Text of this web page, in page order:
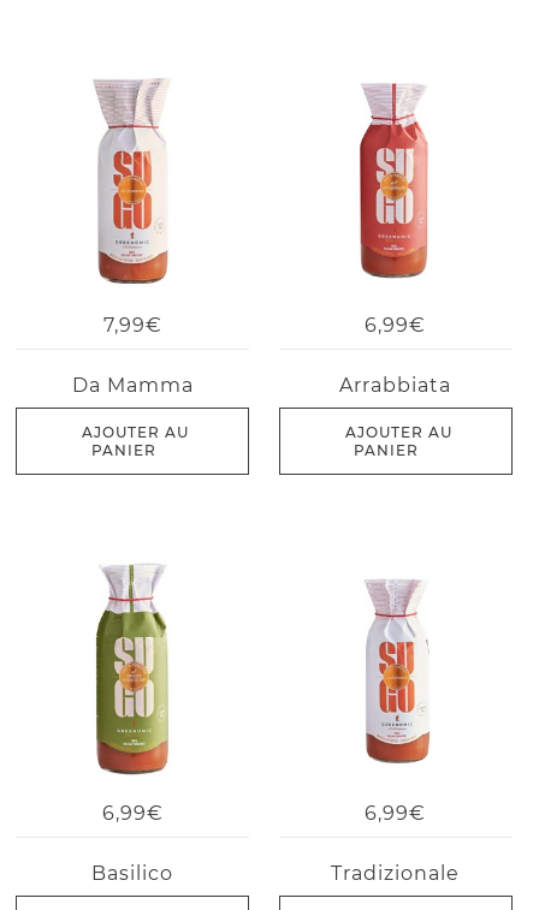
7,99€
Da Mamma
AJOUTER AU
PANIER
6,99€
Arrabbiata
AJOUTER AU
PANIER
6,99€
Basilico
6,99€
Tradizionale